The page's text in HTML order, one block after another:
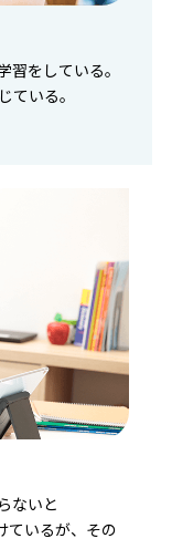
をしている。
ている。
ないと
ているが、その